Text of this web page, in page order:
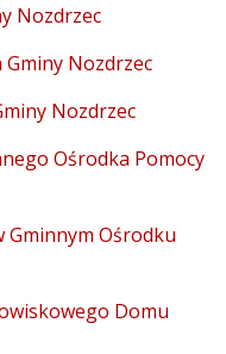
Nozdrzec
Nozdrzec
Nozdrzec
Ośrodka Pomocy
Gminnym Ośrodku
Domu